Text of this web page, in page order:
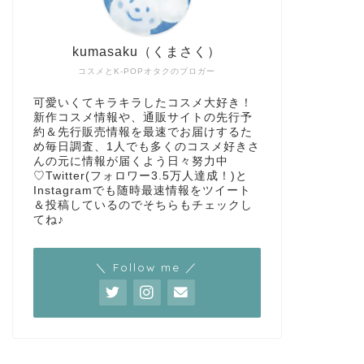
コスメとK-POPオタクのブロガー
kumasaku（くまさく）
可愛いくてキラキラしたコスメ大好き！
新作コスメ情報や、通販サイトの先行予
約＆先行販売情報を最速でお届けするた
め毎日調査、1人でも多くのコスメ好きさ
んの元に情報が届くよう日々努力中
♡Twitter(フォロワー3.5万人達成！)と
Instagramでも随時最速情報をツイート
＆投稿しているのでそちらもチェックし
てね♪
＼ Follow me ／